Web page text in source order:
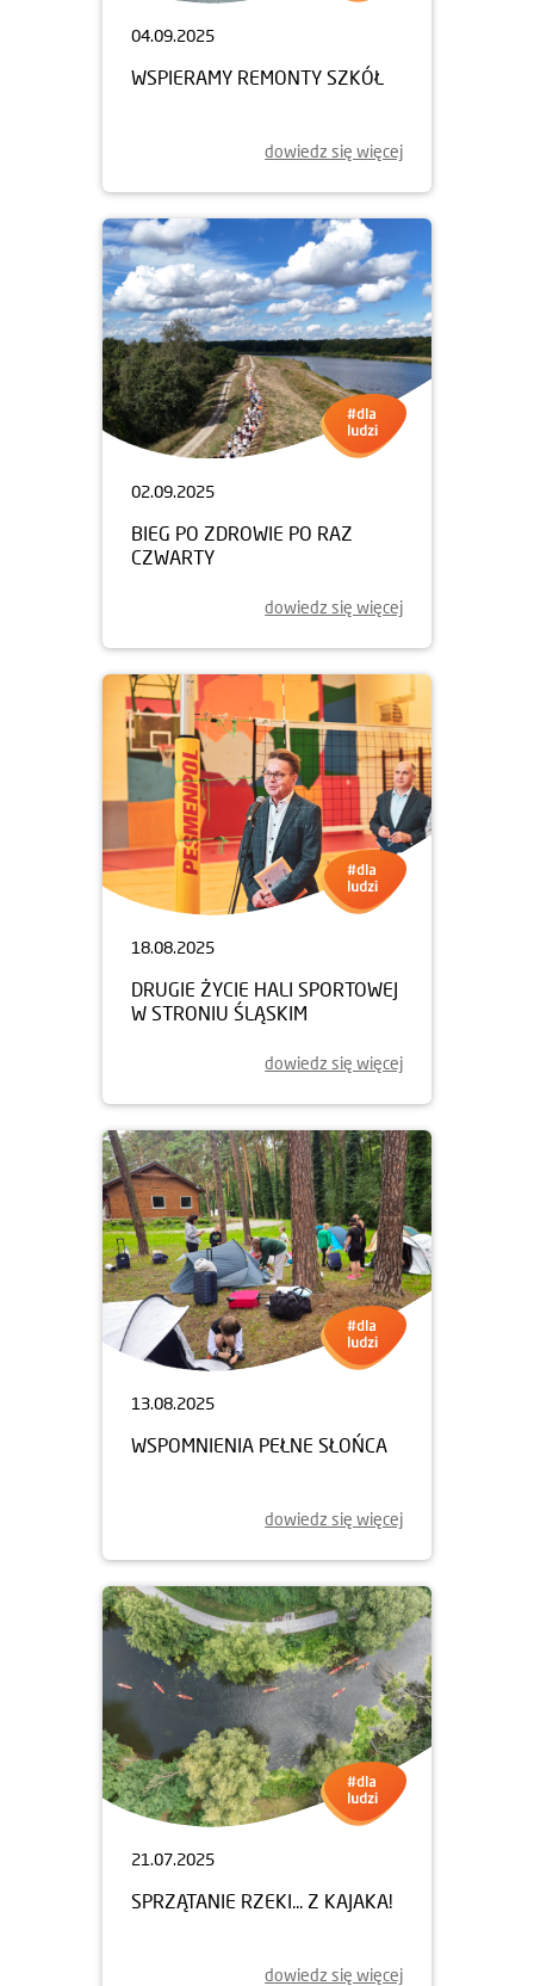
04.09.2025
WSPIERAMY REMONTY SZKÓŁ
dowiedz się więcej
02.09.2025
BIEG PO ZDROWIE PO RAZ
CZWARTY
dowiedz się więcej
18.08.2025
DRUGIE ŻYCIE HALI SPORTOWEJ
W STRONIU ŚLĄSKIM
dowiedz się więcej
13.08.2025
WSPOMNIENIA PEŁNE SŁOŃCA
dowiedz się więcej
21.07.2025
SPRZĄTANIE RZEKI... Z KAJAKA!
dowiedz się więcej